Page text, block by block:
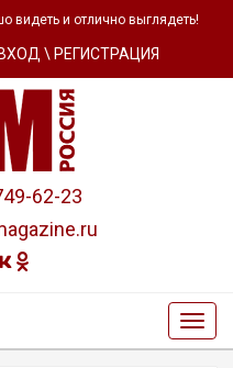
видеть и отлично выглядеть!
ВХОД \ РЕГИСТРАЦИЯ
62-23